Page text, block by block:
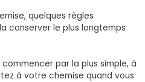
quelques règles
conserver le plus longtemps
par la plus simple, à
à votre chemise quand vous